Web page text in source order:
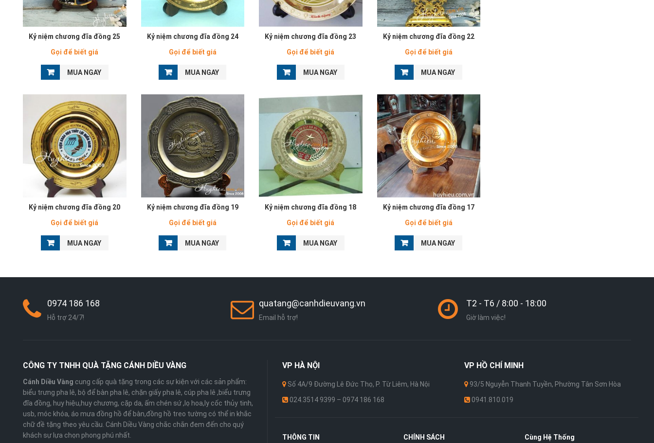
Kỷ niệm chương đĩa đồng 25
Gọi để biết giá
MUA NGAY
Kỷ niệm chương đĩa đồng 24
Gọi để biết giá
MUA NGAY
Kỷ niệm chương đĩa đồng 23
Gọi để biết giá
MUA NGAY
Kỷ niệm chương đĩa đồng 22
Gọi để biết giá
MUA NGAY
Kỷ niệm chương đĩa đồng 20
Gọi để biết giá
MUA NGAY
Kỷ niệm chương đĩa đồng 19
Gọi để biết giá
MUA NGAY
Kỷ niệm chương đĩa đồng 18
Gọi để biết giá
MUA NGAY
Kỷ niệm chương đĩa đồng 17
Gọi để biết giá
MUA NGAY
0974 186 168
Hỗ trợ 24/7!
quatang@canhdieuvang.vn
Email hỗ trợ!
T2 - T6 / 8:00 - 18:00
Giờ làm việc!
CÔNG TY TNHH QUÀ TẶNG CÁNH DIỀU VÀNG
Cánh Diều Vàng cung cấp quà tặng trong các sự kiện với các sản phẩm:
biểu trưng pha lê, bộ để bàn pha lê, chặn giấy pha lê, cúp pha lê ,biểu trưng
đĩa đồng, huy hiệu,huy chương, cặp da, ấm chén sứ ,lọ hoa,ly cốc thủy tinh,
usb, móc khóa, áo mưa đồng hồ để bàn,đồng hồ treo tường có thể in khắc
chữ đề tặng theo yêu cầu. Cánh Diều Vàng chắc chắn đem đến cho quý
khách sự lựa chọn phong phú nhất.
VP HÀ NỘI
Số 4A/9 Đường Lê Đức Thọ, P. Từ Liêm, Hà Nội
024.3514 9399 – 0974 186 168
VP HỒ CHÍ MINH
93/5 Nguyễn Thanh Tuyền, Phường Tân Sơn Hòa
0941.810.019
THÔNG TIN CHÍNH SÁCH Cùng Hệ Thống